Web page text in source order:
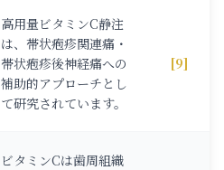
高用量ビタミンC静注
は、帯状疱疹関連痛・
帯状疱疹後神経痛への
補助的アプローチとし
て研究されています。
[9]
ビタミンCは歯周組織